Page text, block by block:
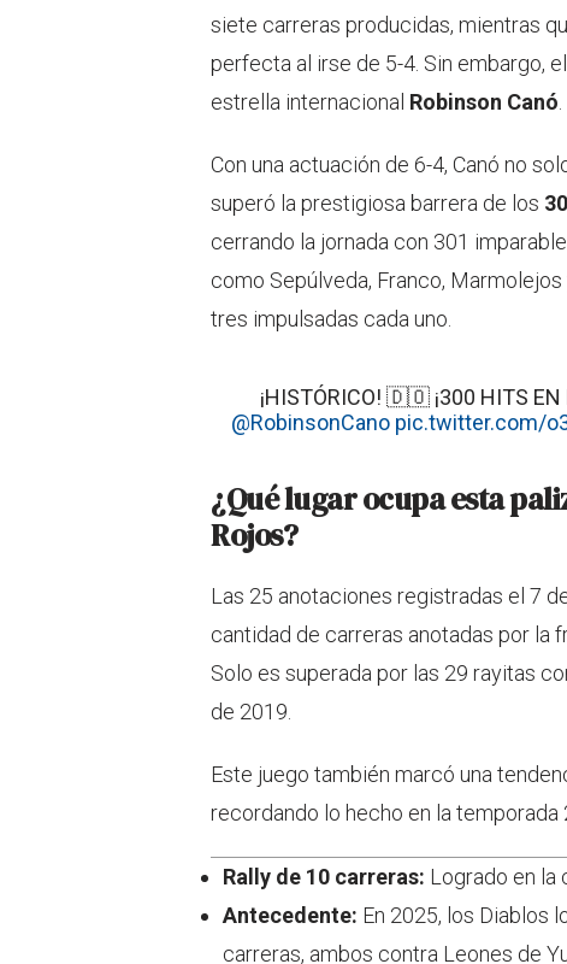
siete carreras producidas, mientras
perfecta al irse de 5-4. Sin embargo,
estrella internacional Robinson Canó
Con una actuación de 6-4, Canó no
superó la prestigiosa barrera de los
cerrando la jornada con 301
como Sepúlveda, Franco,
tres impulsadas cada uno.
¡HISTÓRICO! 🇩🇴 ¡300 HITS EN
@RobinsonCano pic.twitter.com/
¿Qué lugar ocupa esta
Rojos?
Las 25 anotaciones registradas el 7
cantidad de carreras anotadas por la
Solo es superada por las 29 rayitas
de 2019.
Este juego también marcó una
recordando lo hecho en la temporada
Rally de 10 carreras: Logrado en la
Antecedente: En 2025, los Diablos
carreras, ambos contra Leones de